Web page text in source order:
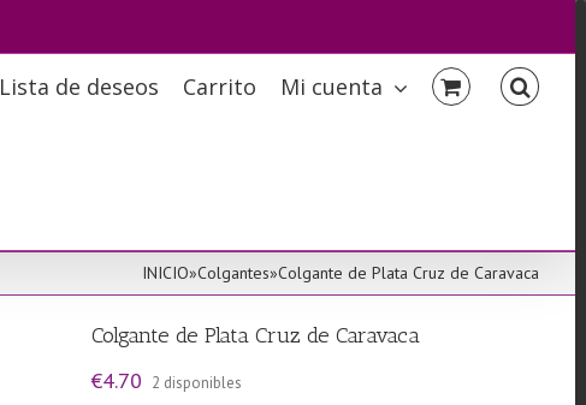
Lista de deseos Carrito Mi cuenta
INICIO»Colgantes»Colgante de Plata Cruz de Caravaca
Colgante de Plata Cruz de Caravaca
€4.70 2 disponibles